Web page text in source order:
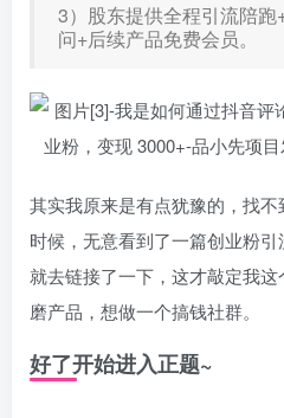
3）股东提供全程引流陪
问+后续产品免费会员。
其实我原来是有点犹豫的，找
时候，无意看到了一篇创业粉
就去链接了一下，这才敲定我
磨产品，想做一个搞钱社群。
好了开始进入正题~